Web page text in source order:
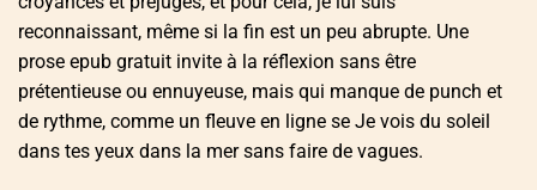
reconnaissant, même si la fin est un peu abrupte. Une
prose epub gratuit invite à la réflexion sans être
prétentieuse ou ennuyeuse, mais qui manque de punch et
de rythme, comme un fleuve en ligne se Je vois du soleil
dans tes yeux dans la mer sans faire de vagues.